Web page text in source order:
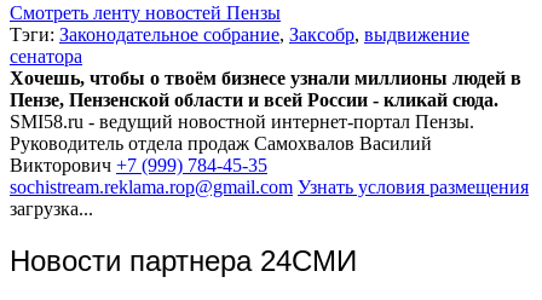
Смотреть ленту новостей Пензы
Тэги: Законодательное собрание, Заксобр, выдвижение
сенатора
Хочешь, чтобы о твоём бизнесе узнали миллионы людей в
Пензе, Пензенской области и всей России - кликай сюда.
SMI58.ru - ведущий новостной интернет-портал Пензы.
Руководитель отдела продаж Самохвалов Василий
Викторович +7 (999) 784-45-35
sochistream.reklama.rop@gmail.com Узнать условия размещения
загрузка...
Новости партнера 24СМИ